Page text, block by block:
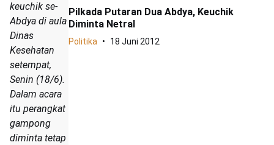
keuchik se-
Abdya di aula
Dinas
Kesehatan
setempat,
Senin (18/6).
Dalam acara
itu perangkat
gampong
diminta tetap
Pilkada Putaran Dua Abdya, Keuchik
Diminta Netral
Politika 18 Juni 2012